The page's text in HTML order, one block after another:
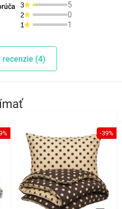
3 5
2 0
1 1
recenzie (4)
-39%